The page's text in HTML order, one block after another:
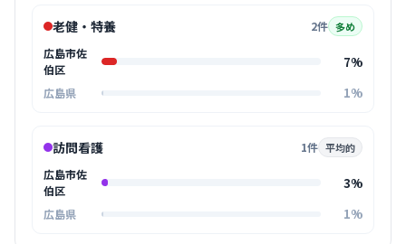
老健・特養 2件 多め
広島市佐
伯区
7%
広島県 1%
訪問看護 1件 平均的
広島市佐
伯区
3%
広島県 1%